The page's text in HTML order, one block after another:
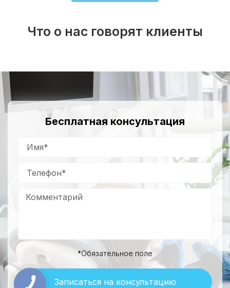
Что о нас говорят клиенты
Бесплатная консультация
*Обязательное поле
Записаться на консультацию